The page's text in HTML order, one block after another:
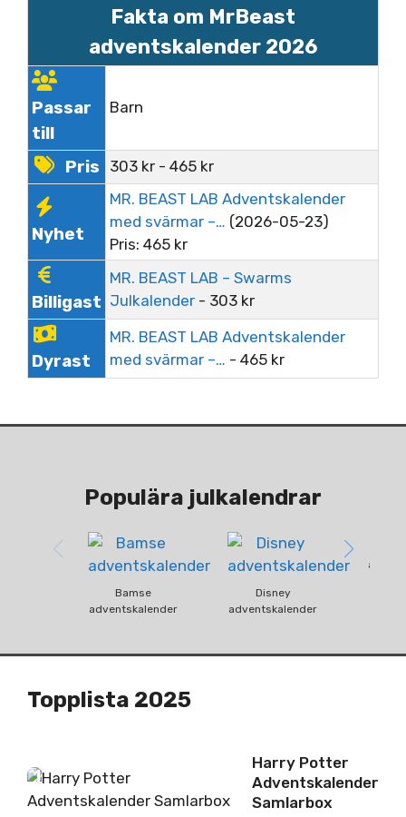
Fakta om MrBeast
adventskalender 2026
Passar
till
Barn
Pris 303 kr - 465 kr
Nyhet
MR. BEAST LAB Adventskalender
med svärmar –… (2026-05-23)
Pris: 465 kr
Billigast
MR. BEAST LAB – Swarms
Julkalender - 303 kr
Dyrast
MR. BEAST LAB Adventskalender
med svärmar –… - 465 kr
Populära julkalendrar
Bamse
adventskalender
Disney
adventskalender
Topplista 2025
1
Harry Potter
Adventskalender
Samlarbox